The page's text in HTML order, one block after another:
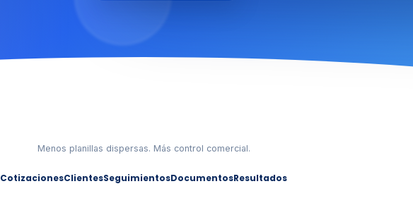
Menos planillas dispersas. Más control comercial.
CotizacionesClientesSeguimientosDocumentosResultados